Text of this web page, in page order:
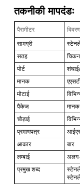
तकनीकी मापदंडः
पैरामीटर
विवरण
सामग्री
सतह
पोर्ट
मानक
मोटाई
पैकेज
मानक
चौड़ाई
प्रमाणपत्र
आकार
बार
लम्बाई
प्रमुख शब्द